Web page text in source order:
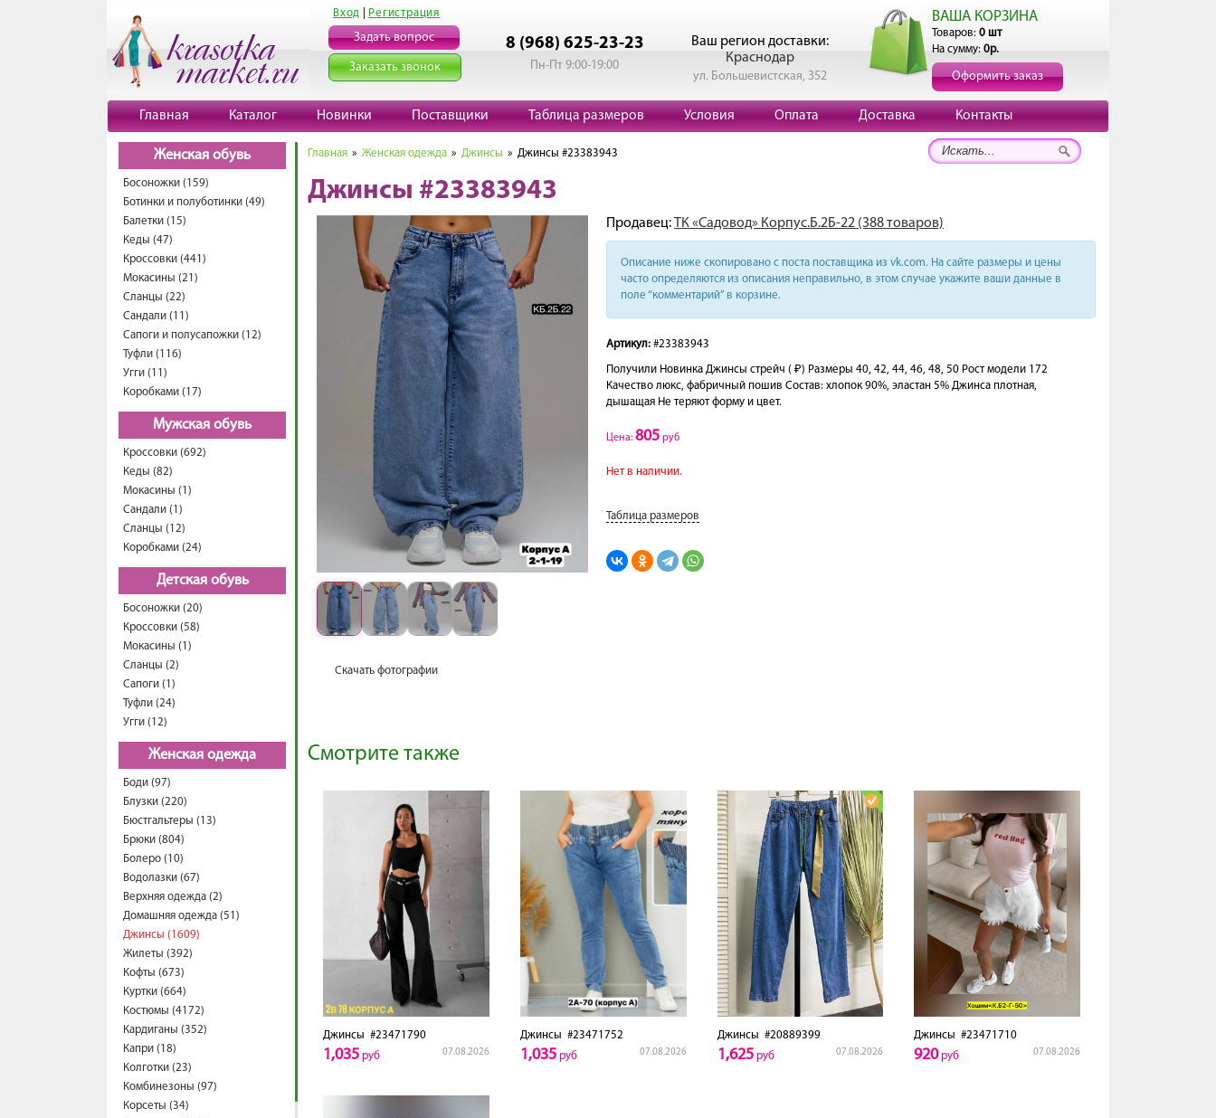
Вход Регистрация
Задать вопрос
Заказать звонок
8 (968) 625-23-23
Пн-Пт 9:00-19:00
Ваш регион доставки:
Краснодар
ул. Большевистская, 352
ВАША КОРЗИНА
Товаров: 0 шт
На сумму: 0р.
Оформить заказ
Главная Каталог Новинки Поставщики Таблица размеров Условия Оплата Доставка Контакты
Женская обувь
Босоножки (159)
Ботинки и полуботинки (49)
Балетки (15)
Кеды (47)
Кроссовки (441)
Мокасины (21)
Сланцы (22)
Сандали (11)
Сапоги и полусапожки (12)
Туфли (116)
Угги (11)
Коробками (17)
Мужская обувь
Кроссовки (692)
Кеды (82)
Мокасины (1)
Сандали (1)
Сланцы (12)
Коробками (24)
Детская обувь
Босоножки (20)
Кроссовки (58)
Мокасины (1)
Сланцы (2)
Сапоги (1)
Туфли (24)
Угги (12)
Женская одежда
Боди (97)
Блузки (220)
Бюстгальтеры (13)
Брюки (804)
Болеро (10)
Водолазки (67)
Верхняя одежда (2)
Домашняя одежда (51)
Джинсы (1609)
Жилеты (392)
Кофты (673)
Куртки (664)
Костюмы (4172)
Кардиганы (352)
Капри (18)
Колготки (23)
Комбинезоны (97)
Корсеты (34)
Главная » Женская одежда » Джинсы » Джинсы #23383943
Джинсы #23383943
Скачать фотографии
Продавец:ТК «Садовод» Корпус.Б.2Б-22 (388 товаров)
Описание ниже скопировано с поста поставщика из vk.com. На сайте размеры и цены
часто определяются из описания неправильно, в этом случае укажите ваши данные в
поле “комментарий” в корзине.
Артикул: #23383943
Получили Новинка Джинсы стрейч ( ₽) Размеры 40, 42, 44, 46, 48, 50 Рост модели 172
Качество люкс, фабричный пошив Состав: хлопок 90%, эластан 5% Джинса плотная,
дышащая Не теряют форму и цвет.
Цена: 805 руб
Нет в наличии.
Таблица размеров
Смотрите также
Джинсы #23471790
07.08.2026
1,035 руб
Джинсы #23471752
07.08.2026
1,035руб
Джинсы #20889399
07.08.2026
1,625руб
Джинсы #23471710
07.08.2026
920руб